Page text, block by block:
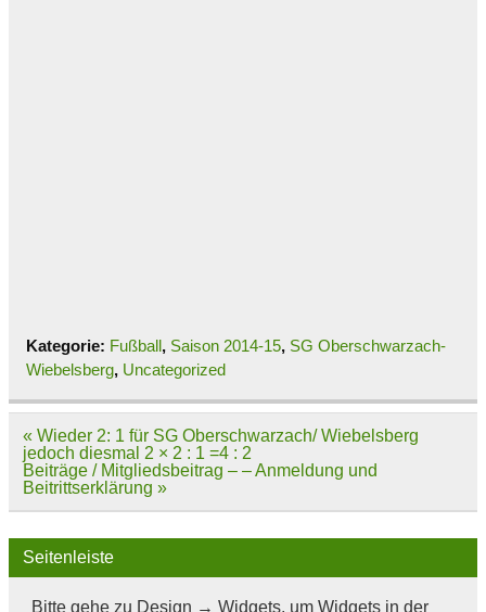
Kategorie: Fußball, Saison 2014-15, SG Oberschwarzach-
Wiebelsberg, Uncategorized
Beitragsnavigation
« Wieder 2: 1 für SG Oberschwarzach/ Wiebelsberg
jedoch diesmal 2 × 2 : 1 =4 : 2
Beiträge / Mitgliedsbeitrag – – Anmeldung und
Beitrittserklärung »
Seitenleiste
Bitte gehe zu Design → Widgets, um Widgets in der